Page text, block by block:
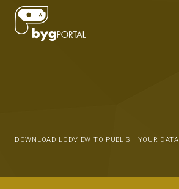
DOWNLOAD LODVIEW TO PUBLISH YOUR DATA